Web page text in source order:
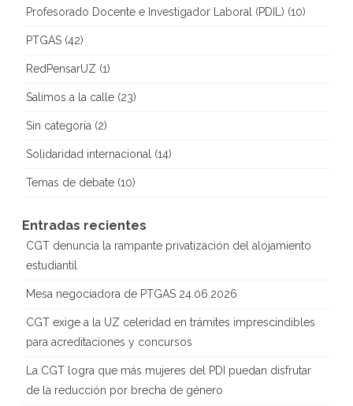
Profesorado Docente e Investigador Laboral (PDIL) (10)
PTGAS (42)
RedPensarUZ (1)
Salimos a la calle (23)
Sin categoría (2)
Solidaridad internacional (14)
Temas de debate (10)
Entradas recientes
CGT denuncia la rampante privatización del alojamiento
estudiantil
Mesa negociadora de PTGAS 24.06.2026
CGT exige a la UZ celeridad en trámites imprescindibles
para acreditaciones y concursos
La CGT logra que más mujeres del PDI puedan disfrutar
de la reducción por brecha de género